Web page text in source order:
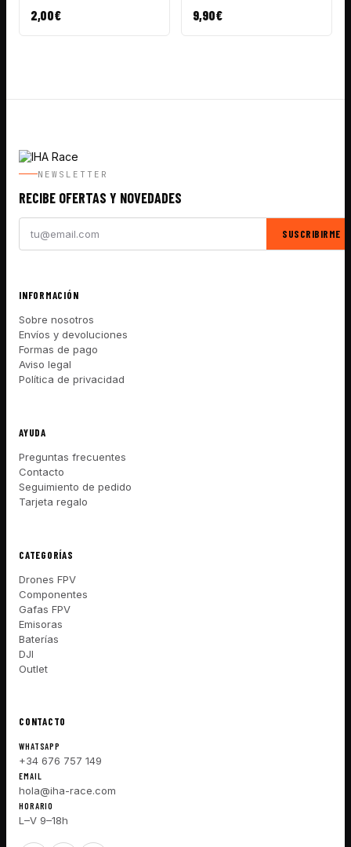
2,00€ 9,90€
NEWSLETTER
RECIBE OFERTAS Y NOVEDADES
SUSCRIBIRME
INFORMACIÓN
Sobre nosotros
Envíos y devoluciones
Formas de pago
Aviso legal
Política de privacidad
AYUDA
Preguntas frecuentes
Contacto
Seguimiento de pedido
Tarjeta regalo
CATEGORÍAS
Drones FPV
Componentes
Gafas FPV
Emisoras
Baterías
DJI
Outlet
CONTACTO
WHATSAPP
+34 676 757 149
EMAIL
hola@iha-race.com
HORARIO
L–V 9–18h